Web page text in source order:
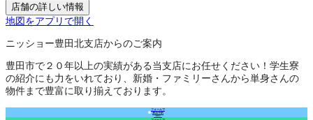
店舗の詳しい情報
地図をアプリで開く
ニッショー豊田北支店からのご案内
豊田市で２０年以上の実績がある当支店にお任せください！学生寮
の紹介にも力をいれており、新婚・ファミリーさんから単身さんの
物件まで豊富に取り揃えております。
フォームで
来店予約
（無料）